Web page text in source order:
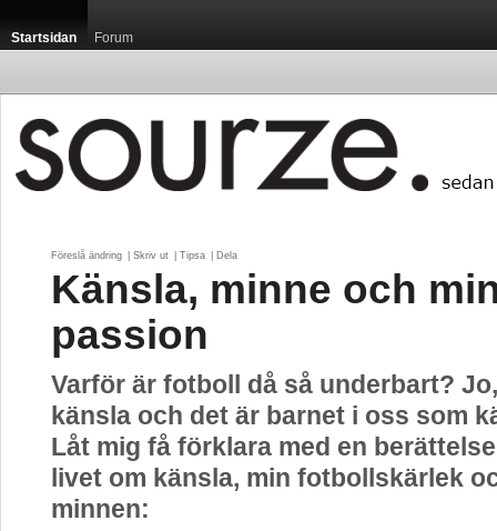
Startsidan Forum
Föreslå ändring Skriv ut Tipsa Dela
Känsla, minne och
passion
Varför är fotboll då så underbart?
känsla och det är barnet i oss som
Låt mig få förklara med en
livet om känsla, min fotbollskärlek
minnen: